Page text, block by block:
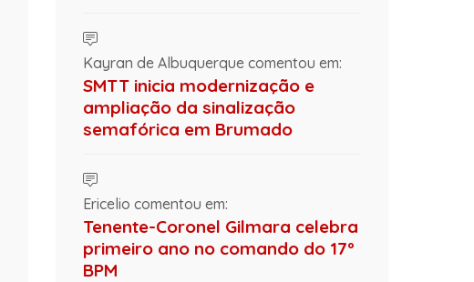
Kayran de Albuquerque comentou em:
SMTT inicia modernização e
ampliação da sinalização
semafórica em Brumado
Ericelio comentou em:
Tenente-Coronel Gilmara celebra
primeiro ano no comando do 17º
BPM